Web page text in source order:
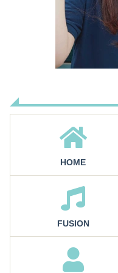
HOME
FUSION